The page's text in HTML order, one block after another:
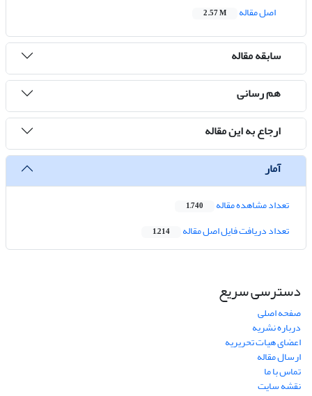
اصل مقاله
2.57 M
سابقه مقاله
هم رسانی
ارجاع به این مقاله
آمار
تعداد مشاهده مقاله 1,740
تعداد دریافت فایل اصل مقاله 1,214
دسترسی سریع
صفحه اصلی
درباره نشریه
اعضای هیات تحریریه
ارسال مقاله
تماس با ما
نقشه سایت